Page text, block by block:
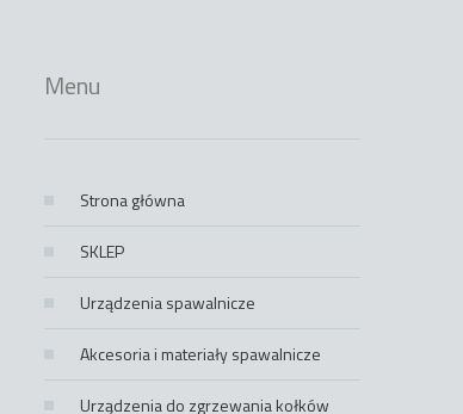
Menu
Strona główna
SKLEP
Urządzenia spawalnicze
Akcesoria i materiały spawalnicze
Urządzenia do zgrzewania kołków